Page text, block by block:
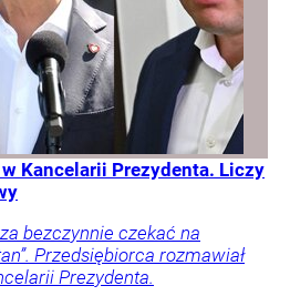
Kancelarii Prezydenta. Liczy
bezczynnie czekać na
Przedsiębiorca rozmawiał
Prezydenta.